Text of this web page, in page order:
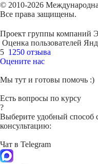
© 2010-2026
Все права защищены.
Проект группы компаний
Оценка пользователей
5 1250 отзыва
Оцените нас
Мы тут и готовы помочь :)
Есть вопросы по курсу
?
Выберите удобный способ
консультацию:
Чат в Telegram